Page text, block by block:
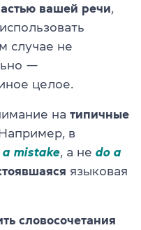
вашей речи
случае не
—
целое.
на типичные
в
a mistake , а не do a
языковая
словосочетания